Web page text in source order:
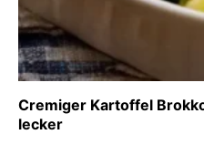
Cremiger Kartoffel
lecker